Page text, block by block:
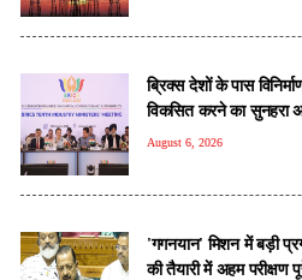
ब्रिक्स देशों के पास
विकसित करने का सुनहरा
August 6, 2026
'गगनयान' मिशन में बड़ी
की तैयारी में अहम परीक्षण